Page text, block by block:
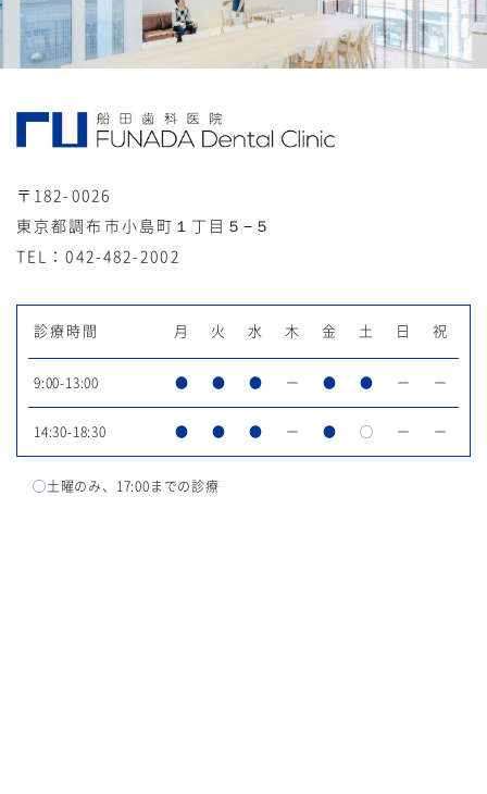
〒182-0026
東京都調布市小島町１丁目５−５
TEL：042-482-2002
診療時間 月 火 水 木 金 土 日 祝
9:00-13:00 ● ● ● ー ● ● ー ー
14:30-18:30 ● ● ● ー ● ◯ ー ー
◯土曜のみ、17:00までの診療